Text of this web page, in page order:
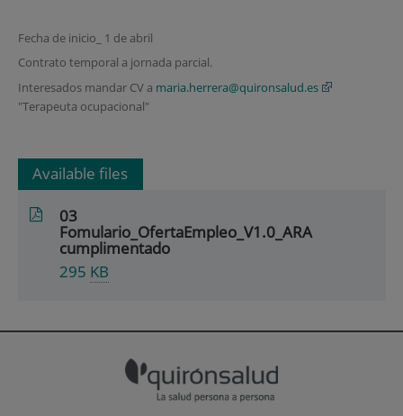
Fecha de inicio_ 1 de abril
Contrato temporal a jornada parcial.
Interesados mandar CV a maria.herrera@quironsalud.es
"Terapeuta ocupacional"
Available files
03
Fomulario_OfertaEmpleo_V1.0_ARA
cumplimentado
295 KB